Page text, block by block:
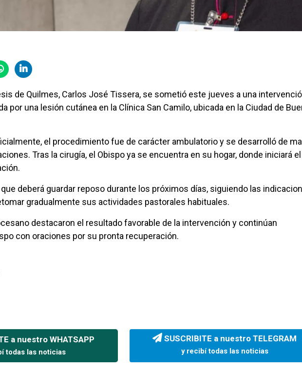
de Quilmes, Carlos José Tissera, se sometió este jueves a una
por una lesión cutánea en la Clínica San Camilo, ubicada en la Ciudad de
el procedimiento fue de carácter ambulatorio y se desarrolló de
Tras la cirugía, el Obispo ya se encuentra en su hogar, donde iniciará el
deberá guardar reposo durante los próximos días, siguiendo las
gradualmente sus actividades pastorales habituales.
destacaron el resultado favorable de la intervención y continúan
con oraciones por su pronta recuperación.
a nuestro WHATSAPP
todas las noticias
SUSCRIBITE a nuestro TELEGRAM
y recibí todas las noticias